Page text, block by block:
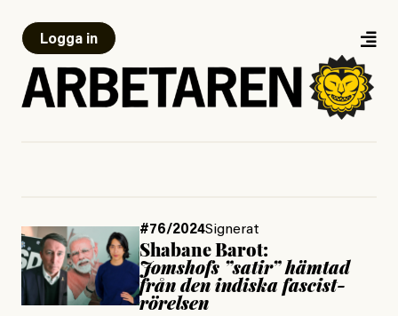
Logga in
#76/2024Signerat
Shabane Barot:
Jomshofs ”satir” hämtad
från den indiska fascist­
rörelsen